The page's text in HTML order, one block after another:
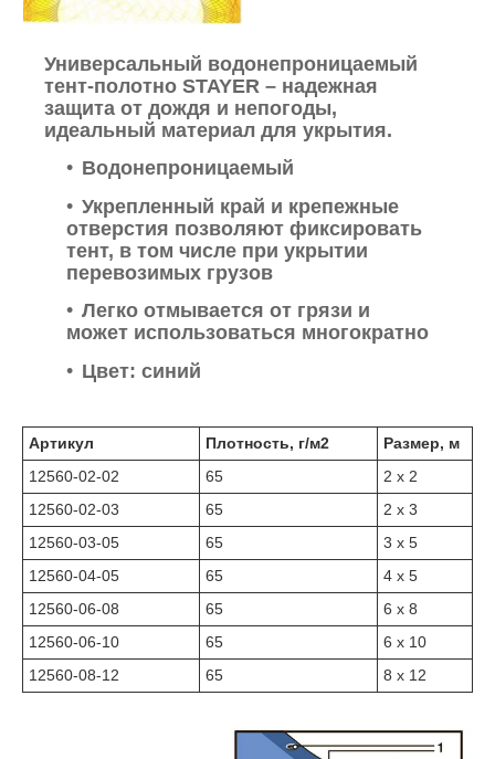
Универсальный водонепроницаемый
тент-полотно STAYER – надежная
защита от дождя и непогоды,
идеальный материал для укрытия.
Водонепроницаемый
Укрепленный край и крепежные
отверстия позволяют фиксировать
тент, в том числе при укрытии
перевозимых грузов
Легко отмывается от грязи и
может использоваться многократно
Цвет: синий
Артикул Плотность, г/м2
Размер, м
12560-02-02
65
2 х 2
12560-02-03
65
2 х 3
12560-03-05
65
3 х 5
12560-04-05
65
4 х 5
12560-06-08
65
6 х 8
12560-06-10
65
6 х 10
12560-08-12
65 8 х 12